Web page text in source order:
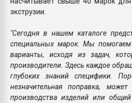
экструзии.
"Сегодня в нашем каталоге
специальных марок. Мы
варианты, исходя из задач,
производители. Здесь каждое
глубоких знаний специфики.
незначительная поправка,
производства изделий или